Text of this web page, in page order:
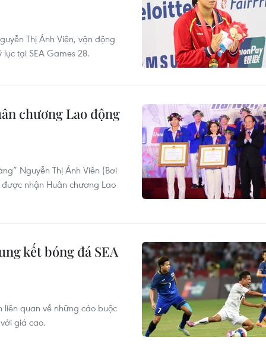
Thị Ánh Viên, vận động
tại SEA Games 28.
chương Lao động
Nguyễn Thị Ánh Viên (Bơi
nhận Huân chương Lao
kết bóng đá SEA
liên quan về những cáo buộc
giá cao.